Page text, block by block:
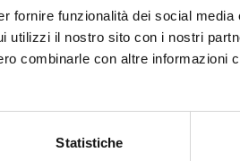
fornire funzionalità dei social media
utilizzi il nostro sito con i nostri
combinarle con altre informazioni
Statistiche
2026
26/08/2026